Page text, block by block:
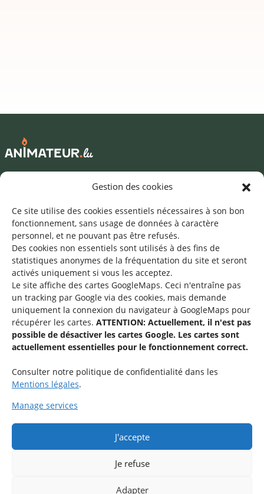
Gestion des cookies
Ce site utilise des cookies essentiels nécessaires à son bon
fonctionnement, sans usage de données à caractère
personnel, et ne pouvant pas être refusés.
Des cookies non essentiels sont utilisés à des fins de
statistiques anonymes de la fréquentation du site et seront
activés uniquement si vous les acceptez.
Le site affiche des cartes GoogleMaps. Ceci n'entraîne pas
un tracking par Google via des cookies, mais demande
uniquement la connexion du navigateur à GoogleMaps pour
récupérer les cartes. ATTENTION: Actuellement, il n'est pas
possible de désactiver les cartes Google. Les cartes sont
actuellement essentielles pour le fonctionnement correct.
Consulter notre politique de confidentialité dans les
Mentions légales.
Manage services
J'accepte
Je refuse
Adapter
Mentions légales
Une offre du
Service national de la jeunesse
48-50 rue Charles Martel
Rejoignez le groupe « Aide-Animateur / Animateur / Aide-